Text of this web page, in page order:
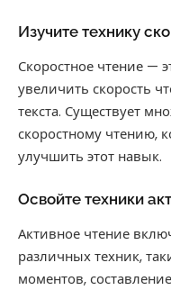
Изучите технику
Скоростное чтение —
увеличить скорость
текста. Существует
скоростному чтению,
улучшить этот навык.
Освойте техники
Активное чтение
различных техник,
моментов,